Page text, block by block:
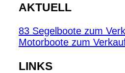
AKTUELL
83 Segelboote zum
Motorboote zum
LINKS